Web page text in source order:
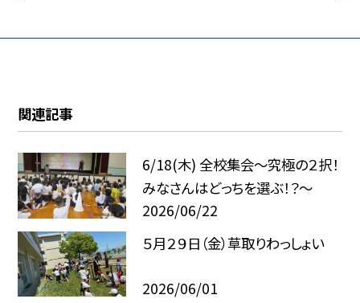
関連記事
6/18(木) 全校集会～究極の２択！
みなさんはどっちを選ぶ！？～
2026/06/22
５月２９日（金）草取りわっしょい
2026/06/01